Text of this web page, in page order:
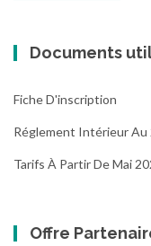
Documents
Fiche D'inscription
Réglement Intérieur
Tarifs À Partir De Mai
Offre